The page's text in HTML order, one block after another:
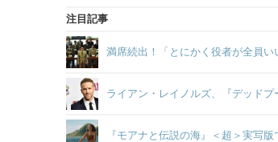
注目記事
満席続出！「とにかく役者が全員い
ライアン・レイノルズ、『デッドプ
『モアナと伝説の海』＜超＞実写